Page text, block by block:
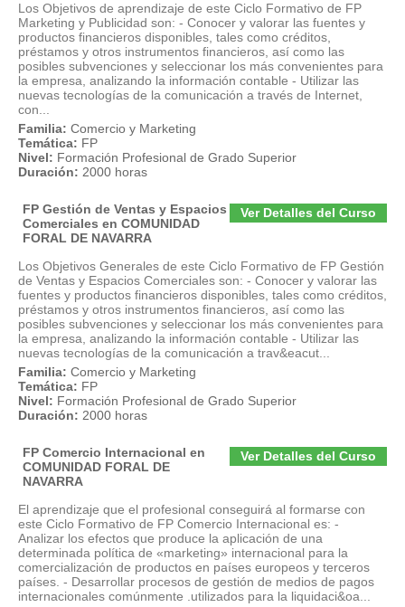
Los Objetivos de aprendizaje de este Ciclo Formativo de FP
Marketing y Publicidad son: - Conocer y valorar las fuentes y
productos financieros disponibles, tales como créditos,
préstamos y otros instrumentos financieros, así como las
posibles subvenciones y seleccionar los más convenientes para
la empresa, analizando la información contable - Utilizar las
nuevas tecnologías de la comunicación a través de Internet,
con...
Familia: Comercio y Marketing
Temática: FP
Nivel: Formación Profesional de Grado Superior
Duración: 2000 horas
Ver Detalles del Curso
FP Gestión de Ventas y Espacios
Comerciales en COMUNIDAD
FORAL DE NAVARRA
Los Objetivos Generales de este Ciclo Formativo de FP Gestión
de Ventas y Espacios Comerciales son: - Conocer y valorar las
fuentes y productos financieros disponibles, tales como créditos,
préstamos y otros instrumentos financieros, así como las
posibles subvenciones y seleccionar los más convenientes para
la empresa, analizando la información contable - Utilizar las
nuevas tecnologías de la comunicación a trav&eacut...
Familia: Comercio y Marketing
Temática: FP
Nivel: Formación Profesional de Grado Superior
Duración: 2000 horas
Ver Detalles del Curso
FP Comercio Internacional en
COMUNIDAD FORAL DE
NAVARRA
El aprendizaje que el profesional conseguirá al formarse con
este Ciclo Formativo de FP Comercio Internacional es: -
Analizar los efectos que produce la aplicación de una
determinada política de «marketing» internacional para la
comercialización de productos en países europeos y terceros
países. - Desarrollar procesos de gestión de medios de pagos
internacionales comúnmente .utilizados para la liquidaci&oa...